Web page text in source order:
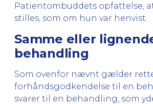
Patientombuddets opfattelse,
stilles, som om hun var henvist.
Samme eller
behandling
Som ovenfor nævnt gælder
forhåndsgodkendelse til en
svarer til en behandling, som